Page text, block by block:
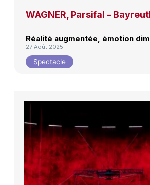
WAGNER, Parsifal –
Réalité augmentée, émotion
27 Août 2025
Spectacle